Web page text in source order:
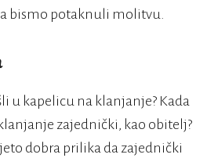
bismo potaknuli molitvu.
u kapelicu na klanjanje? Kada
zajednički, kao obitelj?
dobra prilika da zajednički